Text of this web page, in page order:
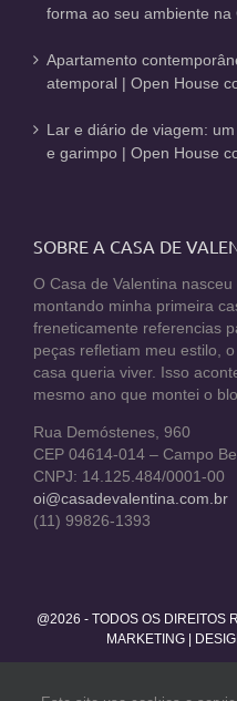
forma ao seu ambiente na
Apartamento
atemporal | Open House
Lar e diário de viagem:
e garimpo | Open House
SOBRE A CASA DE
O Casa de Valentina
montando minha primeira
freneticamente referencias
peças refletiam meu estilo,
casa queria viver. Isso
mesmo ano que montei o
Rua Demóstenes, 960
CEP 04614-014 – Campo
CNPJ: 14.125.484/0001-00
oi@casadevalentina.com.br
(11) 99826-1393
@2026 - TODOS OS DIREITOS
MARKETING|